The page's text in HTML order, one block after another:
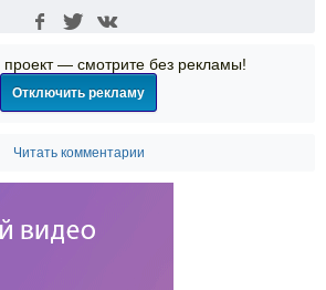
— смотрите без рекламы!
Отключить рекламу
Читать комментарии